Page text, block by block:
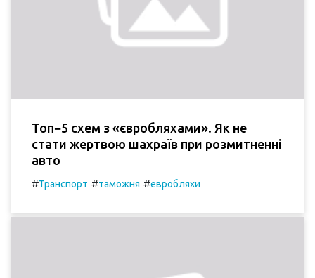
Топ−5 схем з «євробляхами». Як не
стати жертвою шахраїв при розмитненні
авто
#Транспорт #таможня #евробляхи